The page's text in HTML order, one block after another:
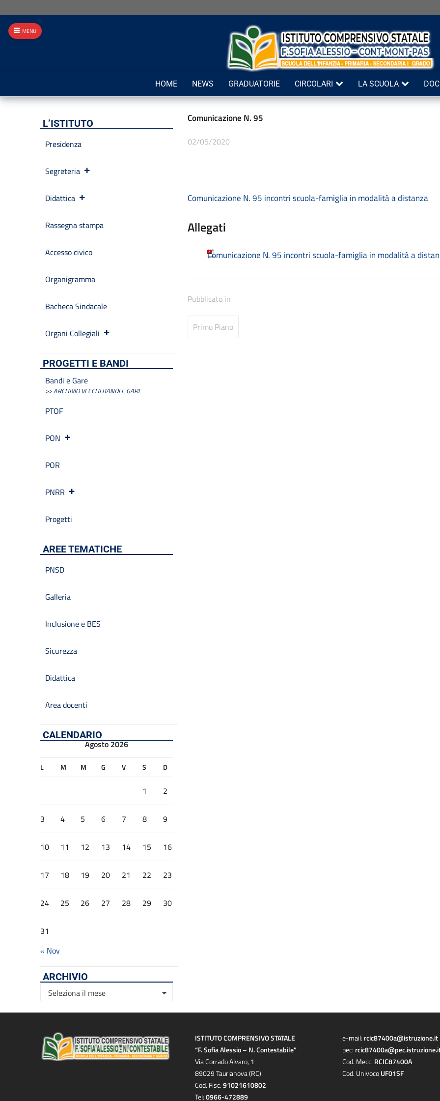
HOME NEWS GRADUATORIE CIRCOLARI LA SCUOLA
Comunicazione N. 95
02/05/2020
Comunicazione N. 95 incontri scuola-famiglia in modalità a distanza
Allegati
Comunicazione N. 95 incontri scuola-famiglia in modalità a
Pubblicato in
Primo Piano
L’ISTITUTO
Presidenza
Segreteria
Didattica
Rassegna stampa
Accesso civico
Organigramma
Bacheca Sindacale
Organi Collegiali
PROGETTI E BANDI
Bandi e Gare
>> ARCHIVIO VECCHI BANDI E GARE
PTOF
PON
POR
PNRR
Progetti
AREE TEMATICHE
PNSD
Galleria
Inclusione e BES
Sicurezza
Didattica
Area docenti
CALENDARIO
Agosto 2026
L M M G V S D
1 2
3 4 5 6 7 8 9
10 11 12 13 14 15 16
17 18 19 20 21 22 23
24 25 26 27 28 29 30
31
« Nov
ARCHIVIO
Archivio
Seleziona il mese
ISTITUTO COMPRENSIVO STATALE
“F. Sofia Alessio – N. Contestabile”
Via Corrado Alvaro, 1
89029 Taurianova (RC)
Cod. Fisc.91021610802
Tel:0966-472889
e-mail: rcic87400a@istruzione.it
pec:
Cod. Mecc. RCIC87400A
Cod. UnivocoUF01SF
MENU